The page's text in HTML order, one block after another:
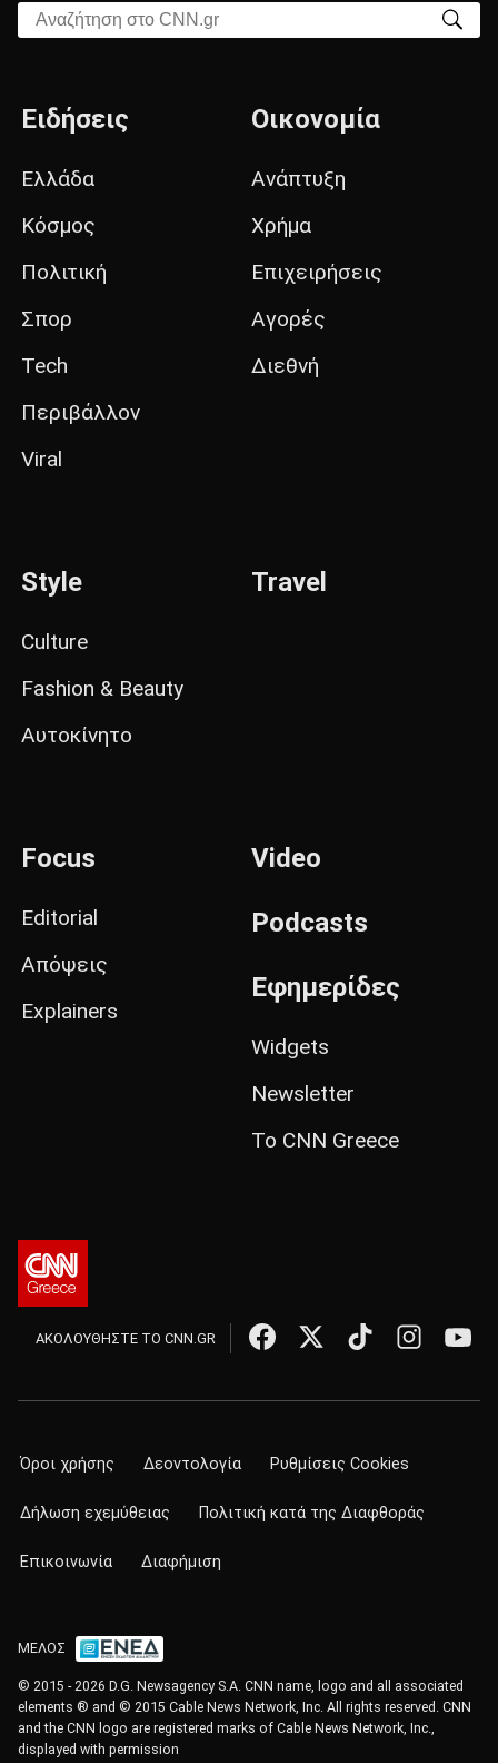
Αναζήτηση στο CNN.gr
Ειδήσεις
Ελλάδα
Κόσμος
Πολιτική
Σπορ
Tech
Περιβάλλον
Viral
Οικονομία
Ανάπτυξη
Χρήμα
Επιχειρήσεις
Αγορές
Διεθνή
Style
Culture
Fashion & Beauty
Αυτοκίνητο
Travel
Focus
Editorial
Απόψεις
Explainers
Video
Podcasts
Εφημερίδες
Widgets
Newsletter
Το CNN Greece
ΑΚΟΛΟΥΘΗΣΤΕ ΤΟ CNN.GR
Όροι χρήσης Δεοντολογία Ρυθμίσεις Cookies
Δήλωση εχεμύθειας Πολιτική κατά της Διαφθοράς
Επικοινωνία Διαφήμιση
ΜΕΛΟΣ
© 2015 - 2026 D.G. Newsagency S.A. CNN name, logo and all associated
elements ® and © 2015 Cable News Network, Inc. All rights reserved. CNN
and the CNN logo are registered marks of Cable News Network, Inc.,
displayed with permission